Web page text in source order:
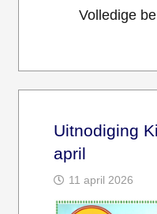
Volledige
Uitnodiging
april
11 april 2026